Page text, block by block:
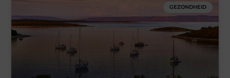
GEZONDHEID